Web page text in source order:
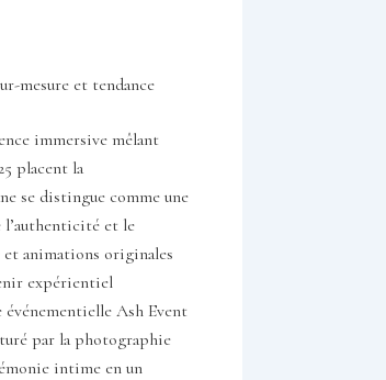
mesure et tendance
immersive mêlant
placent la
se distingue comme une
l’authenticité et le
animations originales
expérientiel
événementielle Ash Event
par la photographie
intime en un